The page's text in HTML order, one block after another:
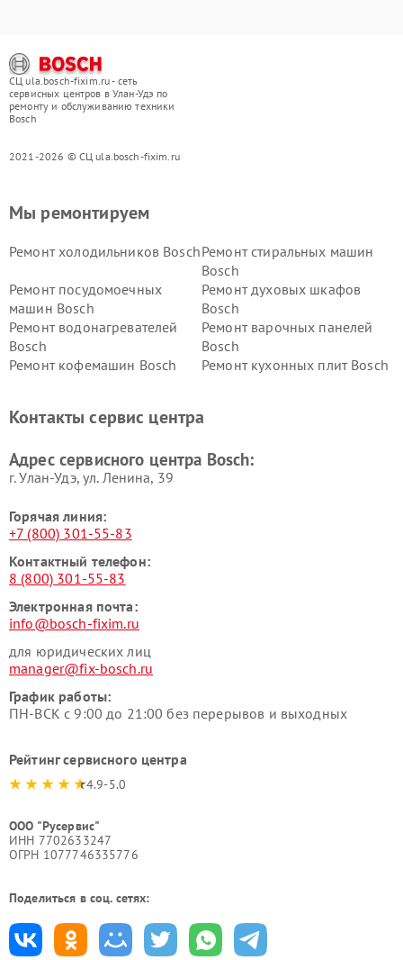
СЦ ula.bosch-fixim.ru - сеть
сервисных центров в Улан-Удэ по
ремонту и обслуживанию техники
Bosch
2021-2026 © СЦ ula.bosch-fixim.ru
Мы ремонтируем
Ремонт холодильников BoschРемонт стиральных машин
Bosch
Ремонт посудомоечных
машин Bosch
Ремонт духовых шкафов
Bosch
Ремонт водонагревателей
Bosch
Ремонт варочных панелей
Bosch
Ремонт кофемашин Bosch
Ремонт кухонных плит Bosch
Ремонт сушильных автоматовРемонт морозильных камер
Контакты сервис центра
Адрес сервисного центра Bosch:
г. Улан-Удэ, ул. Ленина, 39
Горячая линия:
+7 (800) 301-55-83
Контактный телефон:
8 (800) 301-55-83
Электронная почта:
info@bosch-fixim.ru
для юридических лиц
manager@fix-bosch.ru
График работы:
ПН-ВСК с 9:00 до 21:00 без перерывов и выходных
Рейтинг сервисного центра
4.9-5.0
ООО "Русервис"
ИНН 7702633247
ОГРН 1077746335776
Поделиться в соц. сетях: